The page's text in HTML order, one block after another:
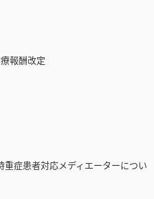
報酬改定
症患者対応メディエーターについ